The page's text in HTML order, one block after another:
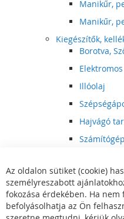
Manikűr,
Manikűr,
Kiegészítők,
Borotva,
Illóolaj
Hajvágó
Hajvágó
Szórakoztató
Multimédia
DVD,
Az oldalon sütiket (cookie)
személyreszabott
fokozása érdekében. Ha
befolyásolhatja az Ön